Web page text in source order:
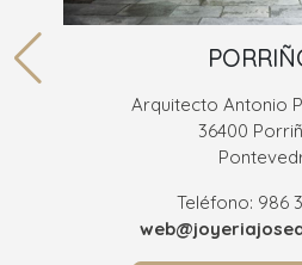
Arquitecto Antonio
36400
Teléfono: 986